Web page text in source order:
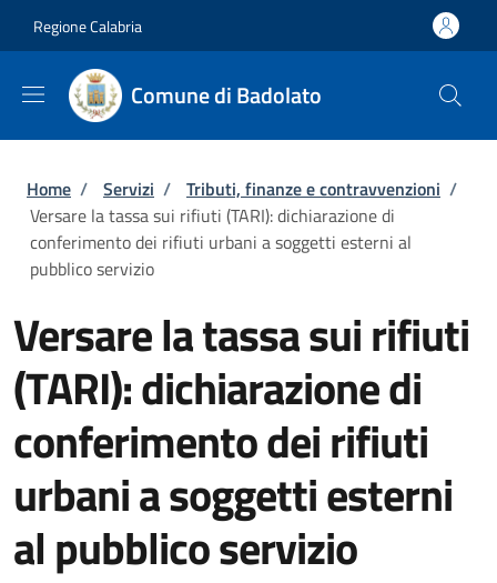
Regione Calabria
Comune di Badolato
Briciole di pane
Home / Servizi / Tributi, finanze e contravvenzioni /
Versare la tassa sui rifiuti (TARI): dichiarazione di
conferimento dei rifiuti urbani a soggetti esterni al
pubblico servizio
Versare la tassa sui rifiuti
(TARI): dichiarazione di
conferimento dei rifiuti
urbani a soggetti esterni
al pubblico servizio